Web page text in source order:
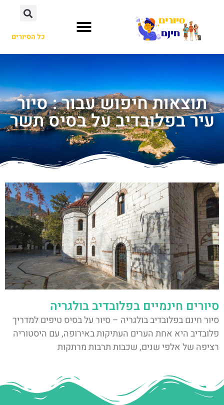
כל הסיורים
תוצאות חיפוש עבור : סיור
עיר בפלובדיב על בסיס תשר
סיורים חינמיים בפלובדיב בולגריה
סיור חינם בפלובדיב בולגריה – סיור על בסיס טיפים למדריך
פלובדיב היא אחת הערים העתיקות באירופה, עם היסטוריה
רציפה של אלפי שנים, שכבות תרבות מרתקות